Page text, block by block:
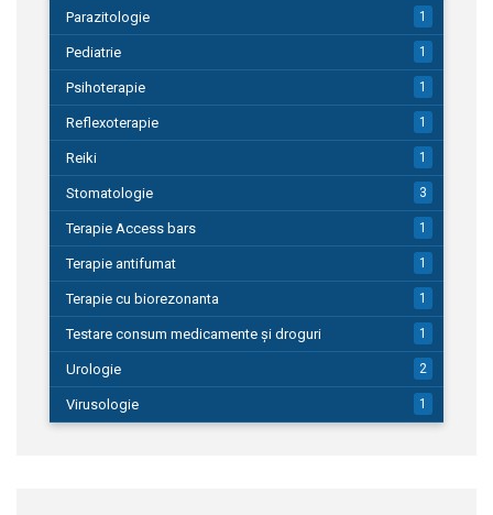
Parazitologie 1
Pediatrie 1
Psihoterapie 1
Reflexoterapie 1
Reiki 1
Stomatologie 3
Terapie Access bars 1
Terapie antifumat 1
Terapie cu biorezonanta 1
Testare consum medicamente și droguri 1
Urologie 2
Virusologie 1